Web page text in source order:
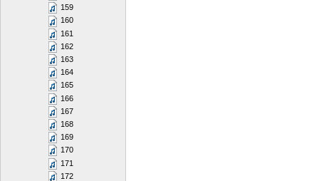
159
160
161
162
163
164
165
166
167
168
169
170
171
172